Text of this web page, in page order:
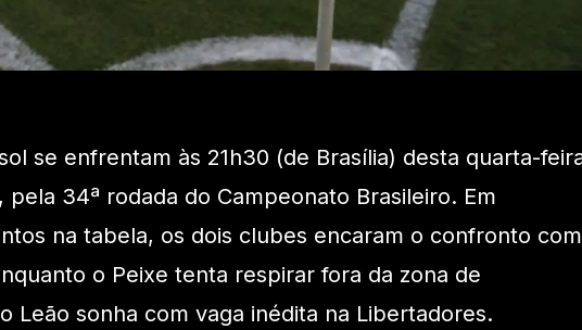
se enfrentam às 21h30 (de Brasília) desta quarta-
pela 34ª rodada do Campeonato Brasileiro. Em
na tabela, os dois clubes encaram o confronto com
o Peixe tenta respirar fora da zona de
Leão sonha com vaga inédita na Libertadores.